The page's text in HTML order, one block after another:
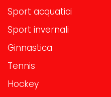
Sport acquatici
Sport invernali
Ginnastica
Tennis
Hockey